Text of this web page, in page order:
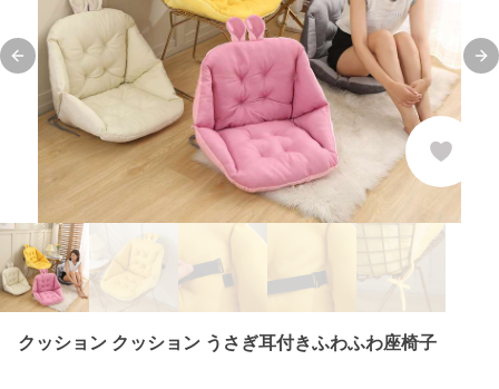
Previous slide
クッション クッション うさぎ耳付きふわふわ座椅子